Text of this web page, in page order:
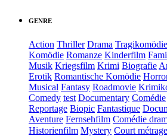
GENRE
Action Thriller Drama Tragikomödie
Komödie Romanze Kinderfilm
Musik Kriegsfilm Krimi Biografie
Erotik Romantische Komödie
Musical Fantasy Roadmovie
Comedy test Documentary Comédie
Reportage Biopic Fantastique
Aventure Fernsehfilm Comédie
Historienfilm Mystery Court métrage